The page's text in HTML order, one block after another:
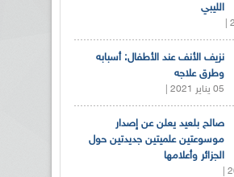
الليبي
نزيف الأنف عند الأطفال: أسبابه
وطرق علاجه
05 يناير 2021 |
صالح بلعيد يعلن عن إصدار
موسوعتين علميتين جديدتين حول
الجزائر وأعلامها